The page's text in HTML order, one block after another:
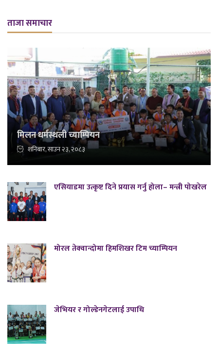
ताजा समाचार
मिलन धर्मस्थली च्याम्पियन
शनिबार, साउन २३, २०८३
एसियाडमा उत्कृष्ट दिने प्रयास गर्नु होला– मन्त्री पोखरेल
मोरल तेक्वान्दोमा हिमशिखर टिम च्याम्पियन
जेभियर र गोल्डेनगेटलाई उपाधि